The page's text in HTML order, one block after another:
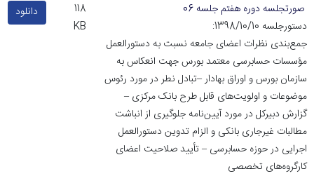
صورتجلسه دوره هفتم جلسه 06
دستورجلسه 1398/10/10:
جمع‌بندی نظرات اعضای جامعه نسبت به دستورالعمل
مؤسسات حسابرسی معتمد بورس جهت انعکاس به
سازمان بورس و اوراق بهادار –تبادل نطر در مورد رئوس
موضوعات و اولویت‌های قابل طرح بانک مرکزی –
گزارش دبیرکل در مورد آیین‌نامه جلوگیری از انباشت
مطالبات غیرجاری بانکی و الزام تدوین دستورالعمل
اجرایی در حوزه حسابرسی – تأیید صلاحیت اعضای
کارگروه‌های تخصصی
118
KB
دانلود